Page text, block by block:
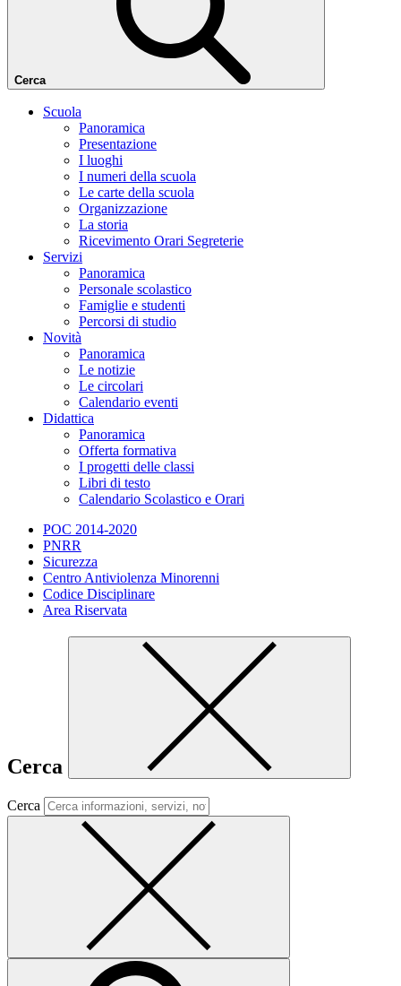
Cerca
Scuola
Panoramica
Presentazione
I luoghi
I numeri della scuola
Le carte della scuola
Organizzazione
La storia
Ricevimento Orari Segreterie
Servizi
Panoramica
Personale scolastico
Famiglie e studenti
Percorsi di studio
Novità
Panoramica
Le notizie
Le circolari
Calendario eventi
Didattica
Panoramica
Offerta formativa
I progetti delle classi
Libri di testo
Calendario Scolastico e Orari
POC 2014-2020
PNRR
Sicurezza
Centro Antiviolenza Minorenni
Codice Disciplinare
Area Riservata
Cerca
Cerca